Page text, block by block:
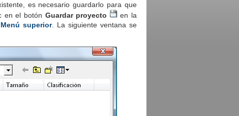
es necesario guardarlo para que
en el botón Guardar proyecto
en la
Menú superior. La siguiente ventana se